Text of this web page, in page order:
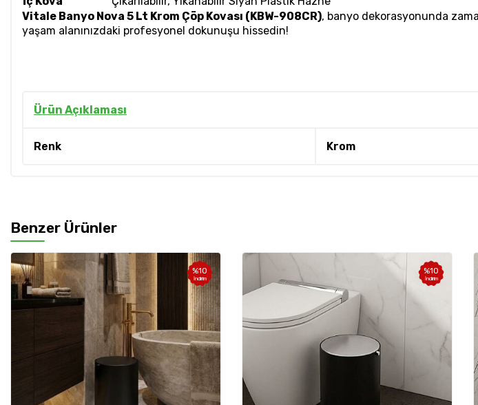
Vitale Banyo Nova 5 Lt Krom Çöp Kovası (KBW-908CR), banyo dekorasyonunda
yaşam alanınızdaki profesyonel dokunuşu hissedin!
Ürün Açıklaması
Renk Krom
Benzer Ürünler
%10
İndirim
%10
İndirim